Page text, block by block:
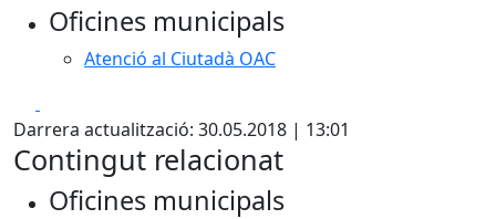
Oficines municipals
Atenció al Ciutadà OAC
Darrera actualització: 30.05.2018 | 13:01
Contingut relacionat
Oficines municipals